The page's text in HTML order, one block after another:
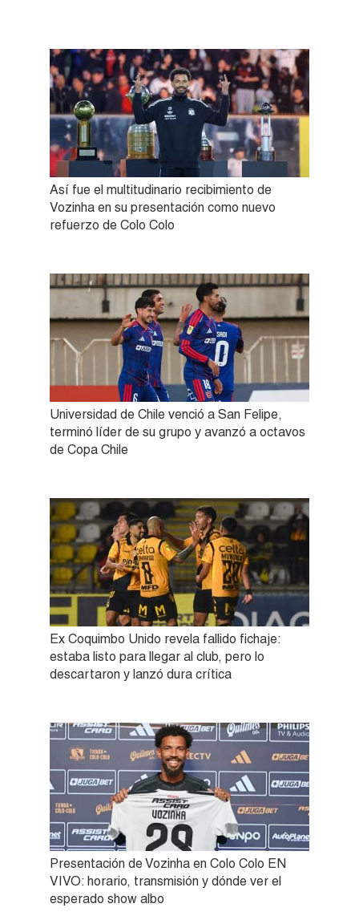
Así fue el multitudinario recibimiento de
Vozinha en su presentación como nuevo
refuerzo de Colo Colo
Universidad de Chile venció a San Felipe,
terminó líder de su grupo y avanzó a octavos
de Copa Chile
Ex Coquimbo Unido revela fallido fichaje:
estaba listo para llegar al club, pero lo
descartaron y lanzó dura crítica
Presentación de Vozinha en Colo Colo EN
VIVO: horario, transmisión y dónde ver el
esperado show albo